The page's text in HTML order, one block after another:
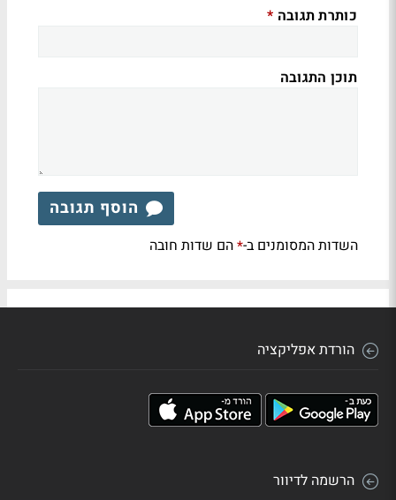
כותרת תגובה *
תוכן התגובה
הוסף תגובה
השדות המסומנים ב-*הם שדות חובה
הורדת אפליקציה
הרשמה לדיוור